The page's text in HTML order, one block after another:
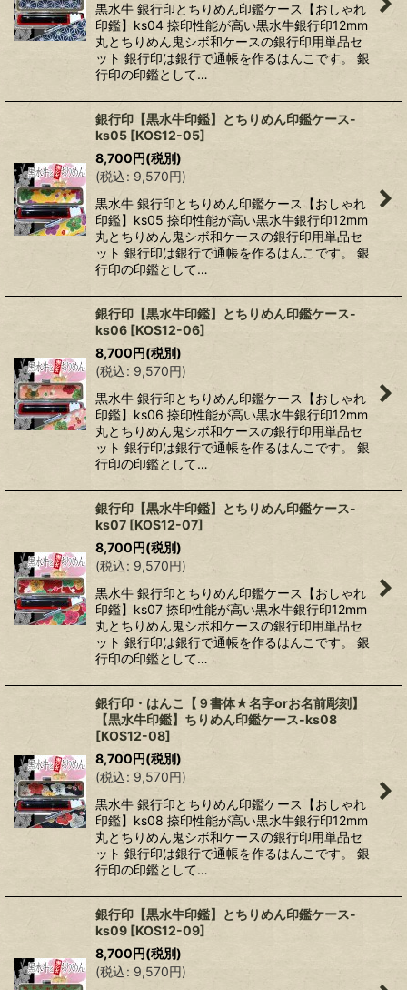
黒水牛 銀行印とちりめん印鑑ケース【おしゃれ
印鑑】ks04 捺印性能が高い黒水牛銀行印12mm
丸とちりめん鬼シボ和ケースの銀行印用単品セ
ット 銀行印は銀行で通帳を作るはんこです。 銀
行印の印鑑として…
銀行印【黒水牛印鑑】とちりめん印鑑ケース-
ks05 [KOS12-05]
8,700円(税別)
(税込: 9,570円)
黒水牛 銀行印とちりめん印鑑ケース【おしゃれ
印鑑】ks05 捺印性能が高い黒水牛銀行印12mm
丸とちりめん鬼シボ和ケースの銀行印用単品セ
ット 銀行印は銀行で通帳を作るはんこです。 銀
行印の印鑑として…
銀行印【黒水牛印鑑】とちりめん印鑑ケース-
ks06 [KOS12-06]
8,700円(税別)
(税込: 9,570円)
黒水牛 銀行印とちりめん印鑑ケース【おしゃれ
印鑑】ks06 捺印性能が高い黒水牛銀行印12mm
丸とちりめん鬼シボ和ケースの銀行印用単品セ
ット 銀行印は銀行で通帳を作るはんこです。 銀
行印の印鑑として…
銀行印【黒水牛印鑑】とちりめん印鑑ケース-
ks07 [KOS12-07]
8,700円(税別)
(税込: 9,570円)
黒水牛 銀行印とちりめん印鑑ケース【おしゃれ
印鑑】ks07 捺印性能が高い黒水牛銀行印12mm
丸とちりめん鬼シボ和ケースの銀行印用単品セ
ット 銀行印は銀行で通帳を作るはんこです。 銀
行印の印鑑として…
銀行印・はんこ【９書体★名字orお名前彫刻】
【黒水牛印鑑】ちりめん印鑑ケース-ks08
[KOS12-08]
8,700円(税別)
(税込: 9,570円)
黒水牛 銀行印とちりめん印鑑ケース【おしゃれ
印鑑】ks08 捺印性能が高い黒水牛銀行印12mm
丸とちりめん鬼シボ和ケースの銀行印用単品セ
ット 銀行印は銀行で通帳を作るはんこです。 銀
行印の印鑑として…
銀行印【黒水牛印鑑】とちりめん印鑑ケース-
ks09 [KOS12-09]
8,700円(税別)
(税込: 9,570円)